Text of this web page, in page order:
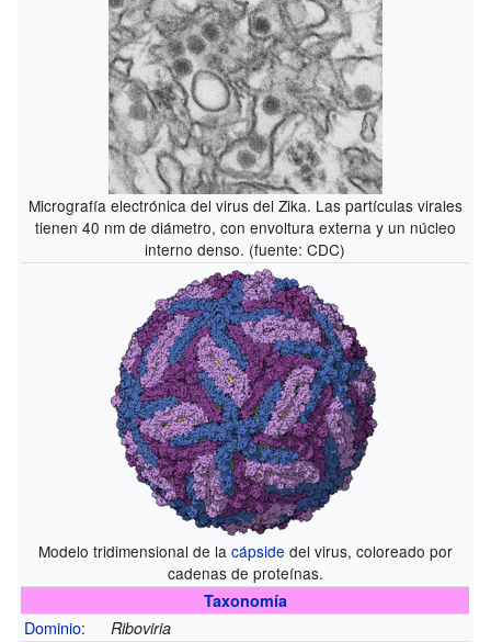
Micrografía electrónica del virus del Zika. Las partículas virales
tienen 40 nm de diámetro, con envoltura externa y un núcleo
interno denso. (fuente: CDC)
Modelo tridimensional de la cápside del virus, coloreado por
cadenas de proteínas.
Taxonomía
Dominio: Riboviria